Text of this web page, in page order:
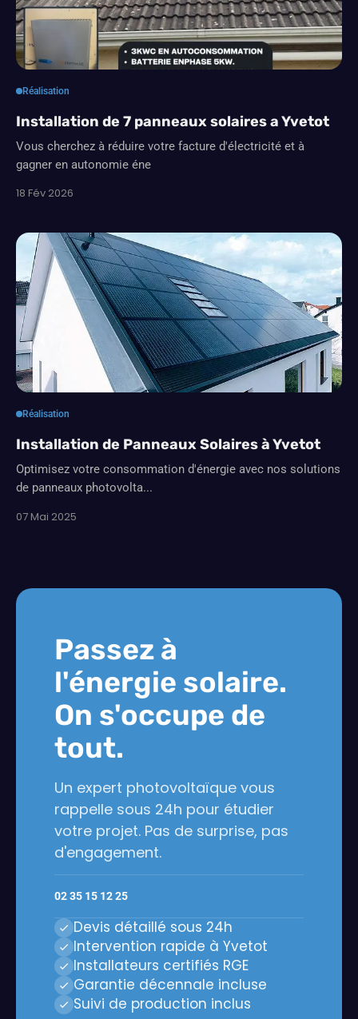
Réalisation
Installation de 7 panneaux solaires a Yvetot
Vous cherchez à réduire votre facture d'électricité et à
gagner en autonomie éne
18 Fév 2026
Réalisation
Installation de Panneaux Solaires à Yvetot
Optimisez votre consommation d'énergie avec nos solutions
de panneaux photovolta...
07 Mai 2025
Passez à
l'énergie solaire.
On s'occupe de
tout.
Un expert photovoltaïque vous
rappelle sous 24h pour étudier
votre projet. Pas de surprise, pas
d'engagement.
02 35 15 12 25
Devis détaillé sous 24h
Intervention rapide à Yvetot
Installateurs certifiés RGE
Garantie décennale incluse
Suivi de production inclus